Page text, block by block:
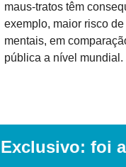
maus-tratos têm
exemplo, maior risco
mentais, em
pública a nível mundial.
Exclusivo: foi